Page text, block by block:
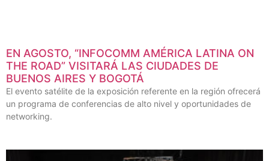
EN AGOSTO, “INFOCOMM AMÉRICA LATINA ON
THE ROAD” VISITARÁ LAS CIUDADES DE
BUENOS AIRES Y BOGOTÁ
El evento satélite de la exposición referente en la región ofrecerá
un programa de conferencias de alto nivel y oportunidades de
networking.